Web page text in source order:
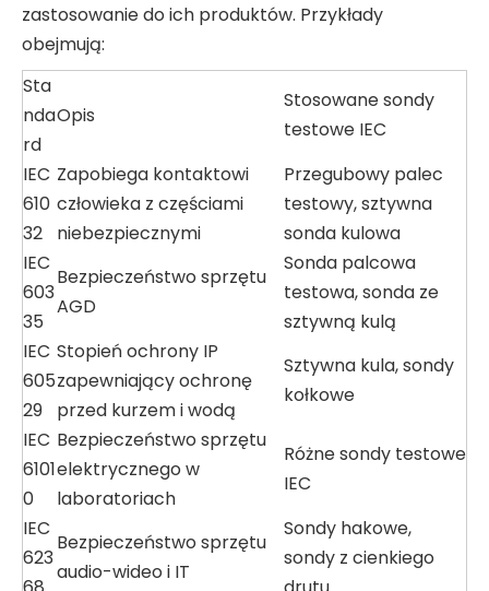
zastosowanie do ich produktów. Przykłady
obejmują:
Sta
nda
rd
Opis
Stosowane sondy
testowe IEC
IEC
610
32
Zapobiega kontaktowi
człowieka z częściami
niebezpiecznymi
Przegubowy palec
testowy, sztywna
sonda kulowa
IEC
603
35
Bezpieczeństwo sprzętu
AGD
Sonda palcowa
testowa, sonda ze
sztywną kulą
IEC
605
29
Stopień ochrony IP
zapewniający ochronę
przed kurzem i wodą
Sztywna kula, sondy
kołkowe
IEC
6101
0
Bezpieczeństwo sprzętu
elektrycznego w
laboratoriach
Różne sondy testowe
IEC
IEC
623
Bezpieczeństwo sprzętu
audio-wideo i IT
Sondy hakowe,
sondy z cienkiego